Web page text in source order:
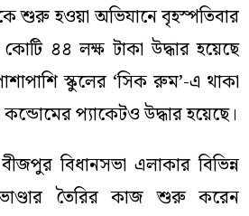
শুরু হওয়া অভিযানে বৃহস্পতিবার
৪৪ লক্ষ টাকা উদ্ধার হয়েছে
স্কুলের ‘সিক রুম’-এ থাকা
প্যাকেটও উদ্ধার হয়েছে।
বিধানসভা এলাকার বিভিন্ন
তৈরির কাজ শুরু করেন